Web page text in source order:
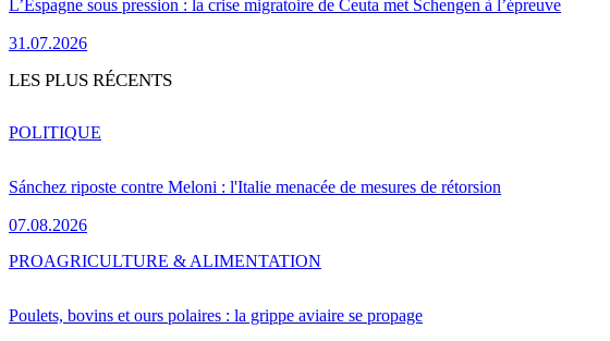
L’Espagne sous pression : la crise migratoire de Ceuta met Schengen à l’épreuve
31.07.2026
LES PLUS RÉCENTS
Sánchez riposte contre Meloni : l'Italie menacée de mesures de rétorsion
07.08.2026
POLITIQUE
Poulets, bovins et ours polaires : la grippe aviaire se propage
PROAGRICULTURE & ALIMENTATION